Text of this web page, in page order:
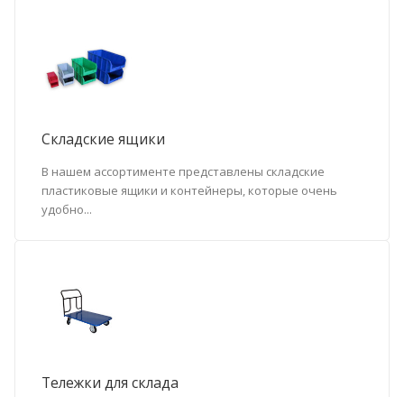
Складские ящики
В нашем ассортименте представлены складские
пластиковые ящики и контейнеры, которые очень
удобно...
Тележки для склада